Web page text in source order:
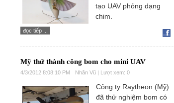
tạo UAV phỏng dạng
chim.
đọc tiếp ...
Mỹ thử thành công bom cho mini UAV
4/3/2012 8:08:10 PM Nhân Vũ | Lượt xem: 0
Công ty Raytheon (Mỹ)
đã thử nghiệm bom có